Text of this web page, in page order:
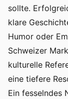
sollte.
klare
Humor oder
Schweizer
kulturelle
eine tiefere
Ein fesselndes